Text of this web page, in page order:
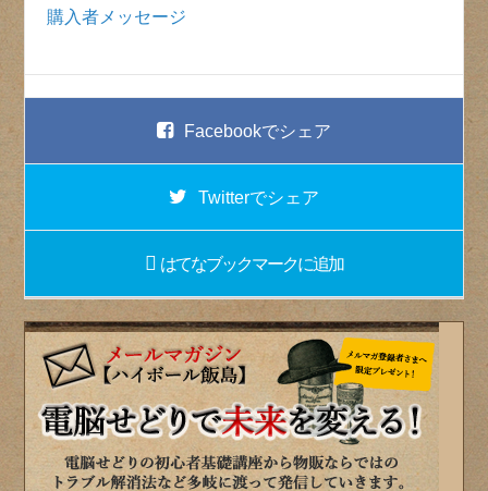
購入者メッセージ
Facebookでシェア
Twitterでシェア
はてなブックマークに追加